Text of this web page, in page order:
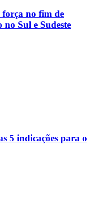
força no fim de
no Sul e Sudeste
5 indicações para o